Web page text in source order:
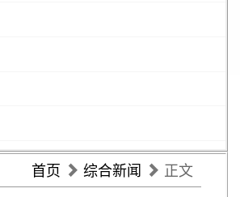
首页 综合新闻 正文